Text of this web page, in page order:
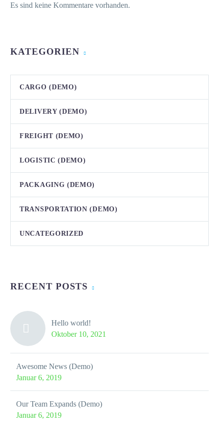
Es sind keine Kommentare vorhanden.
KATEGORIEN
CARGO (DEMO)
DELIVERY (DEMO)
FREIGHT (DEMO)
LOGISTIC (DEMO)
PACKAGING (DEMO)
TRANSPORTATION (DEMO)
UNCATEGORIZED
RECENT POSTS
Hello world!
Oktober 10, 2021
Awesome News (Demo)
Januar 6, 2019
Our Team Expands (Demo)
Januar 6, 2019